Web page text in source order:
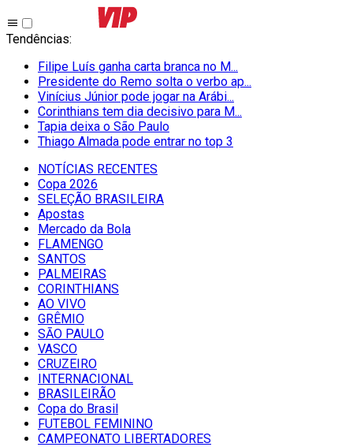
Tendências:
Filipe Luís ganha carta branca no M...
Presidente do Remo solta o verbo ap...
Vinícius Júnior pode jogar na Arábi...
Corinthians tem dia decisivo para M...
Tapia deixa o São Paulo
Thiago Almada pode entrar no top 3
NOTÍCIAS RECENTES
Copa 2026
SELEÇÃO BRASILEIRA
Apostas
Mercado da Bola
FLAMENGO
SANTOS
PALMEIRAS
CORINTHIANS
AO VIVO
GRÊMIO
SĀO PAULO
VASCO
CRUZEIRO
INTERNACIONAL
BRASILEIRÃO
Copa do Brasil
FUTEBOL FEMININO
CAMPEONATO LIBERTADORES